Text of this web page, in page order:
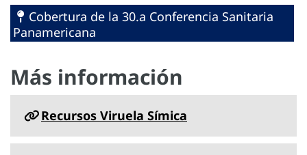
Cobertura de la 30.a Conferencia Sanitaria
Panamericana
Más información
Recursos Viruela Símica